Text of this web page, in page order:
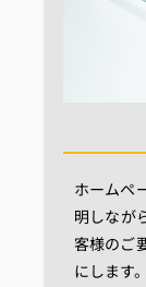
ホームペ
明しなが
客様のご
にします。